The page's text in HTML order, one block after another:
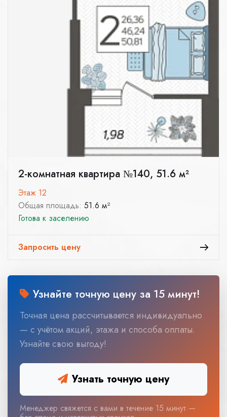
2-комнатная квартира №140, 51.6 м²
Этаж 12
Общая площадь: 51.6 м²
Готова к заселению
Запросить цену
Узнайте точную цену за 15 минут!
Точная цена рассчитывается индивидуально
— с учётом акций, этажа и способа оплаты.
Узнайте свою выгоду!
Узнать точную цену
Менеджер свяжется с вами в течение 15 минут —